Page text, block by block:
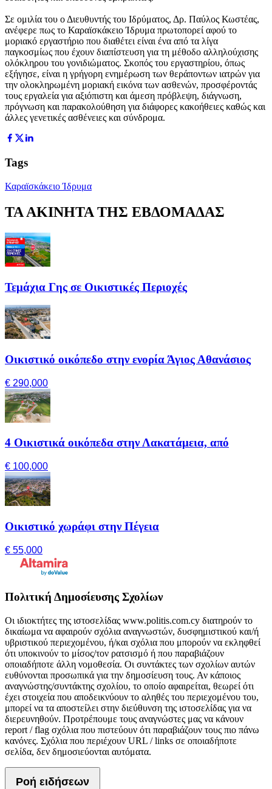
Σε ομιλία του ο Διευθυντής του Ιδρύματος, Δρ. Παύλος Κωστέας,
ανέφερε πως το Καραϊσκάκειο Ίδρυμα πρωτοπορεί αφού το
μοριακό εργαστήριο που διαθέτει είναι ένα από τα λίγα
παγκοσμίως που έχουν διαπίστευση για τη μέθοδο αλληλούχισης
ολόκληρου του γονιδιώματος. Σκοπός του εργαστηρίου, όπως
εξήγησε, είναι η γρήγορη ενημέρωση των θεράποντων ιατρών για
την ολοκληρωμένη μοριακή εικόνα των ασθενών, προσφέροντάς
τους εργαλεία για αξιόπιστη και άμεση πρόβλεψη, διάγνωση,
πρόγνωση και παρακολούθηση για διάφορες κακοήθειες καθώς και
άλλες γενετικές ασθένειες και σύνδρομα.
Tags
Καραϊσκάκειο Ίδρυμα
ΤΑ ΑΚΙΝΗΤΑ ΤΗΣ ΕΒΔΟΜΑΔΑΣ
Τεμάχια Γης σε Οικιστικές Περιοχές
Οικιστικό οικόπεδο στην ενορία Άγιος Αθανάσιος
€ 290,000
4 Οικιστικά οικόπεδα στην Λακατάμεια, από
€ 100,000
Οικιστικό χωράφι στην Πέγεια
€ 55,000
Πολιτική Δημοσίευσης Σχολίων
Οι ιδιοκτήτες της ιστοσελίδας www.politis.com.cy διατηρούν το
δικαίωμα να αφαιρούν σχόλια αναγνωστών, δυσφημιστικού και/ή
υβριστικού περιεχομένου, ή/και σχόλια που μπορούν να εκληφθεί
ότι υποκινούν το μίσος/τον ρατσισμό ή που παραβιάζουν
οποιαδήποτε άλλη νομοθεσία. Οι συντάκτες των σχολίων αυτών
ευθύνονται προσωπικά για την δημοσίευση τους. Αν κάποιος
αναγνώστης/συντάκτης σχολίου, το οποίο αφαιρείται, θεωρεί ότι
έχει στοιχεία που αποδεικνύουν το αληθές του περιεχομένου του,
μπορεί να τα αποστείλει στην διεύθυνση της ιστοσελίδας για να
διερευνηθούν. Προτρέπουμε τους αναγνώστες μας να κάνουν
report / flag σχόλια που πιστεύουν ότι παραβιάζουν τους πιο πάνω
κανόνες. Σχόλια που περιέχουν URL / links σε οποιαδήποτε
σελίδα, δεν δημοσιεύονται αυτόματα.
Ροή ειδήσεων